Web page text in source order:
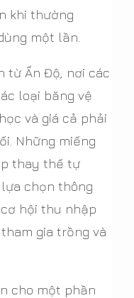
khi thường
một lần.
từ Ấn Độ, nơi các
loại băng vệ
và giá cả phải
Những miếng
thay thế tự
chọn thông
hội thu nhập
gia trồng và
cho một phần